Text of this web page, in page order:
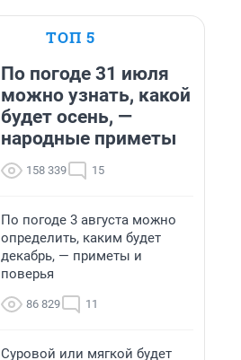
ТОП 5
По погоде 31 июля
можно узнать, какой
будет осень, —
народные приметы
158 339 15
По погоде 3 августа можно
определить, каким будет
декабрь, — приметы и
поверья
86 829 11
Суровой или мягкой будет